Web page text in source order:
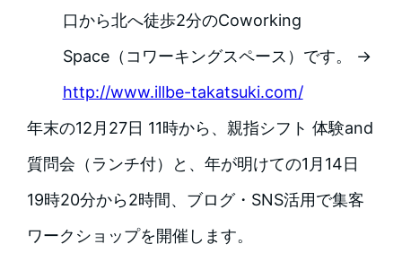
口から北へ徒歩2分のCoworking
Space（コワーキングスペース）です。 →
http://www.illbe-takatsuki.com/
年末の12月27日 11時から、親指シフト 体験and
質問会（ランチ付）と、年が明けての1月14日
19時20分から2時間、ブログ・SNS活用で集客
ワークショップを開催します。